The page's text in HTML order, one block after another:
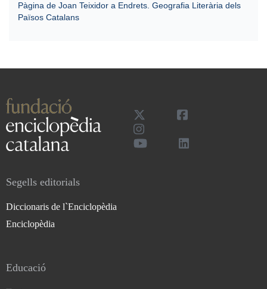
Pàgina de Joan Teixidor a Endrets. Geografia Literària dels
Països Catalans
Segells editorials
Diccionaris de l`Enciclopèdia
Enciclopèdia
Educació